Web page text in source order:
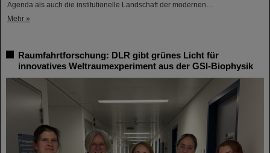
Agenda als auch die institutionelle Landschaft der modernen…
Mehr »
Raumfahrtforschung: DLR gibt grünes Licht für
innovatives Weltraumexperiment aus der GSI-Biophysik